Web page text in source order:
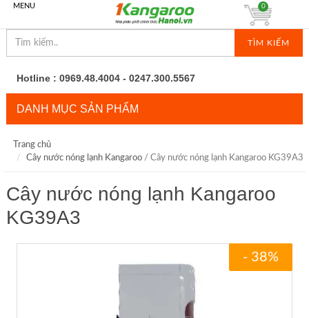
MENU
TÌM KIẾM
0
Hotline : 0969.48.4004 - 0247.300.5567
DANH MỤC SẢN PHẨM
Trang chủ
Cây nước nóng lạnh Kangaroo/ Cây nước nóng lạnh Kangaroo KG39A3
Cây nước nóng lạnh Kangaroo
KG39A3
- 38%